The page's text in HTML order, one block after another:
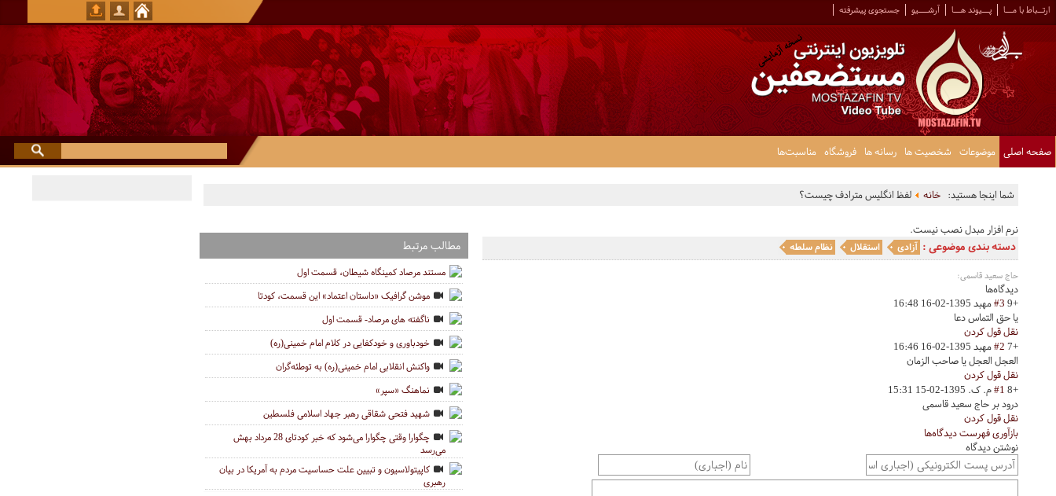
ارتــباط با مـــا پـــیوند هـــا آرشــــیو جستجوی پیشرفته
صفحه اصلی موضوعات شخصیت ها رسانه ها فروشگاه مناسبت‌ها
شما اینجا هستید: خانه لفظ انگلیس مترادف چیست؟
نرم افزار مبدل نصب نیست.
مطالب مرتبط
مستند مرصاد کمینگاه شیطان، قسمت اول
موشن گرافیک «داستان اعتماد» این قسمت، کودتا
ناگفته های مرصاد- قسمت اول
خودباوری و خودکفایی در کلام امام خمینی‌(ره)
واکنش انقلابی امام خمینی(ره) به توطئه‌گران
نماهنگ «سپر»
شهید فتحی شقاقی رهبر جهاد اسلامی فلسطین
چگوارا وقتی چگوارا می‌شود که خبر کودتای 28 مرداد بهش
می‌رسد
کاپیتولاسیون و تبیین علت حساسیت مردم به آمریکا در بیان
رهبری
دسته بندی موضوعی : آزادی استقلال نظام سلطه
حاج سعید قاسمی:
دیدگاه‌ها
+9
#3مهبد 1395-02-16 16:48
یا حق التماس دعا
نقل قول کردن
+7
#2مهبد 1395-02-16 16:46
العجل العجل یا صاحب الزمان
نقل قول کردن
+8
#1م. ک. 1395-02-15 15:31
درود بر حاج سعید قاسمی
نقل قول کردن
بازآوری فهرست دیدگاه‌ها
نوشتن دیدگاه